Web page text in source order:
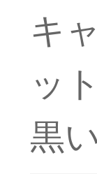
キ
ッ
黒